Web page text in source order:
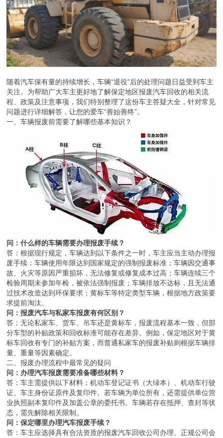
随着汽车保有量的持续增长，车辆“退役”后的处理问题日益受到车主
关注。为帮助广大车主更好地了解保定地区报废汽车回收的相关流
程、政策及注意事项，我们特别整理了这份车主答疑大全，针对常见
问题进行详细解答，让您的爱车“善始善终”。
一、车辆报废前需要了解哪些基本知识？
问：什么样的车辆需要办理报废手续？
答：根据现行规定，车辆达到以下条件之一时，车主应当主动办理报
废手续：车辆使用年限达到国家规定的强制报废标准；车辆因交通事
故、火灾等原因严重损坏，无法修复或修复成本过高；车辆连续三个
检验周期未参加年检，被依法强制报废；车辆排放不达标，且无法通
过技术改造达到环保要求；黄标车等特定类型车辆，根据地方政策要
求提前淘汰。
问：报废汽车与私家车报废有何区别？
答：无论私家车、货车、吊车还是黄标车，报废流程基本一致，但部
分车型的补贴政策和回收标准可能存在差异。例如，保定地区对于黄
标车回收有专门的补贴方案，而普通私家车的报废补贴则根据车辆排
量、重量等因素确定。
二、报废办理流程中最常见的疑问
问：办理汽车报废需要准备哪些材料？
答：车主需提供以下材料：机动车登记证书（大绿本）、机动车行驶
证、车主身份证原件及复印件。若车辆为单位所有，还需提供单位营
业执照副本复印件及加盖公章的委托书。车辆若存在抵押、查封等状
态，需先解除相关限制。
问：保定哪里办理汽车报废手续？
答：车主应选择具有合法资质的报废汽车回收公司办理。正规公司会